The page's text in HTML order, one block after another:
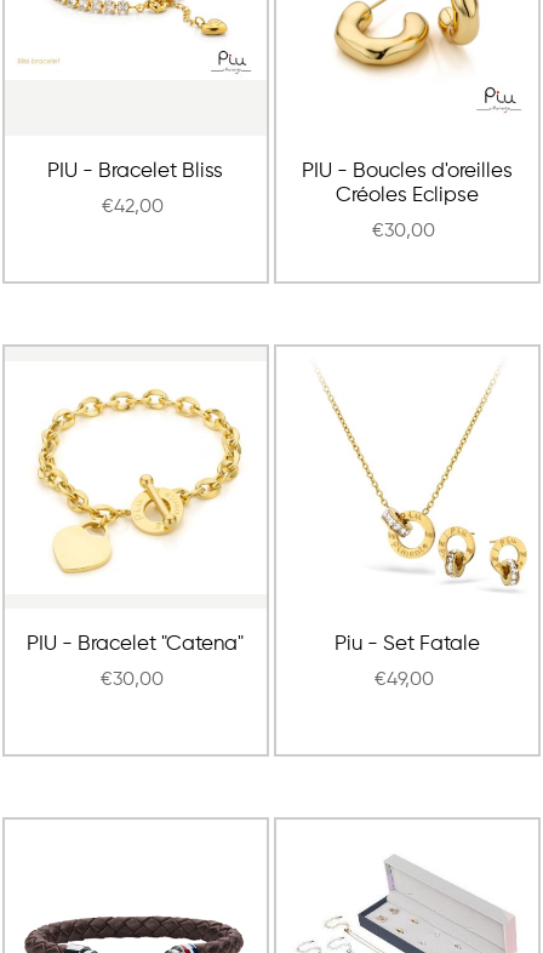
PIU - Bracelet Bliss
€42,00
PIU - Boucles d'oreilles
Créoles Eclipse
€30,00
PIU - Bracelet "Catena"
€30,00
Piu - Set Fatale
€49,00